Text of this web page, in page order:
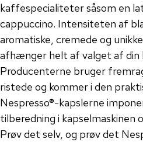
kaffespecialiteter såsom en
cappuccino. Intensiteten af
aromatiske, cremede og
afhænger helt af valget af din
Producenterne bruger
ristede og kommer i den
Nespresso®-kapslerne
tilberedning i kapselmaskinen
Prøv det selv, og prøv det